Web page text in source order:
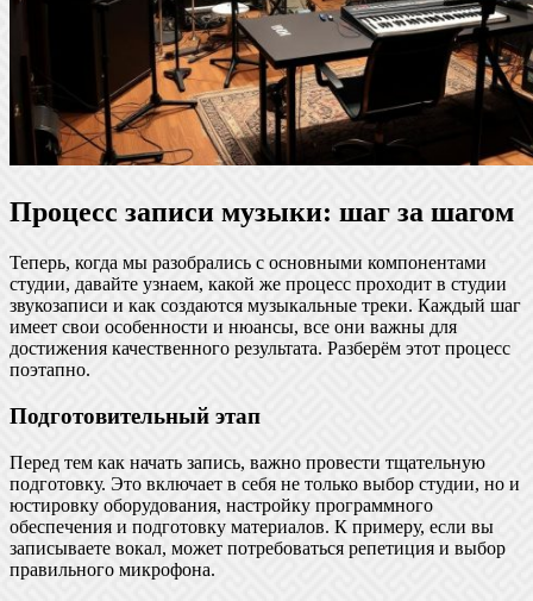
Процесс записи музыки: шаг за шагом
Теперь, когда мы разобрались с основными компонентами
студии, давайте узнаем, какой же процесс проходит в студии
звукозаписи и как создаются музыкальные треки. Каждый шаг
имеет свои особенности и нюансы, все они важны для
достижения качественного результата. Разберём этот процесс
поэтапно.
Подготовительный этап
Перед тем как начать запись, важно провести тщательную
подготовку. Это включает в себя не только выбор студии, но и
юстировку оборудования, настройку программного
обеспечения и подготовку материалов. К примеру, если вы
записываете вокал, может потребоваться репетиция и выбор
правильного микрофона.